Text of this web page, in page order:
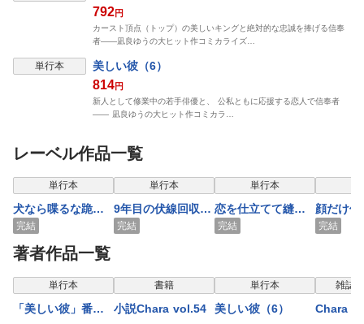
792円
カースト頂点（トップ）の美しいキングと絶対的な忠誠を捧げる信奉
者――凪良ゆうの大ヒット作コミカライズ…
表示制限中
単行本 美しい彼（6）
814円
新人として修業中の若手俳優と、 公私ともに応援する恋人で信奉者
―― 凪良ゆうの大ヒット作コミカラ…
レーベル作品一覧
表示制限中
単行本
犬なら喋るな跪け
【SS付き電子限定
版】
完結
表示制限中
単行本
9年目の伏線回収
【SS付き電子限定
完結
表示制限中
単行本
恋を仕立てて縫い
上げて【SS付き電
完結
表示
顔だけ
中につ
完結
著者作品一覧
表示制限中
単行本
「美しい彼」番外
表示制限中
書籍
小説Chara vol.54
表示制限中
単行本
美しい彼（6）
表示
雑誌/
Chara